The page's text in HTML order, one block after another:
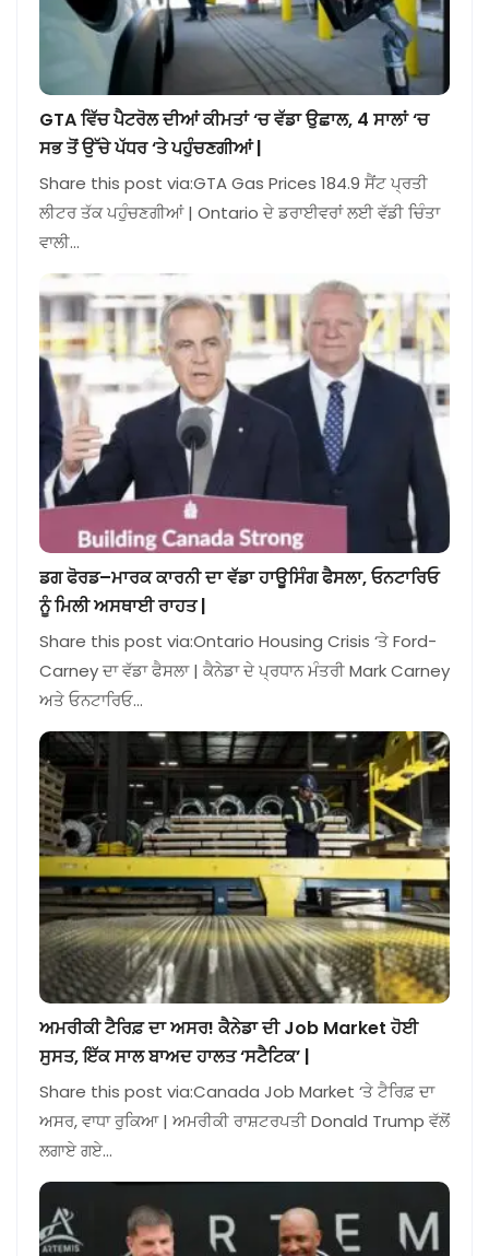
GTA ਵਿੱਚ ਪੈਟਰੋਲ ਦੀਆਂ ਕੀਮਤਾਂ ‘ਚ ਵੱਡਾ ਉਛਾਲ, 4 ਸਾਲਾਂ ‘ਚ
ਸਭ ਤੋਂ ਉੱਚੇ ਪੱਧਰ ‘ਤੇ ਪਹੁੰਚਣਗੀਆਂ |
Share this post via:GTA Gas Prices 184.9 ਸੈਂਟ ਪ੍ਰਤੀ
ਲੀਟਰ ਤੱਕ ਪਹੁੰਚਣਗੀਆਂ | Ontario ਦੇ ਡਰਾਈਵਰਾਂ ਲਈ ਵੱਡੀ ਚਿੰਤਾ
ਵਾਲੀ…
ਡਗ ਫੋਰਡ–ਮਾਰਕ ਕਾਰਨੀ ਦਾ ਵੱਡਾ ਹਾਊਸਿੰਗ ਫੈਸਲਾ, ਓਨਟਾਰਿਓ
ਨੂੰ ਮਿਲੀ ਅਸਥਾਈ ਰਾਹਤ |
Share this post via:Ontario Housing Crisis ‘ਤੇ Ford-
Carney ਦਾ ਵੱਡਾ ਫੈਸਲਾ | ਕੈਨੇਡਾ ਦੇ ਪ੍ਰਧਾਨ ਮੰਤਰੀ Mark Carney
ਅਤੇ ਓਨਟਾਰਿਓ…
ਅਮਰੀਕੀ ਟੈਰਿਫ਼ ਦਾ ਅਸਰ! ਕੈਨੇਡਾ ਦੀ Job Market ਹੋਈ
ਸੁਸਤ, ਇੱਕ ਸਾਲ ਬਾਅਦ ਹਾਲਤ ‘ਸਟੈਟਿਕ’ |
Share this post via:Canada Job Market ‘ਤੇ ਟੈਰਿਫ਼ ਦਾ
ਅਸਰ, ਵਾਧਾ ਰੁਕਿਆ | ਅਮਰੀਕੀ ਰਾਸ਼ਟਰਪਤੀ Donald Trump ਵੱਲੋਂ
ਲਗਾਏ ਗਏ…